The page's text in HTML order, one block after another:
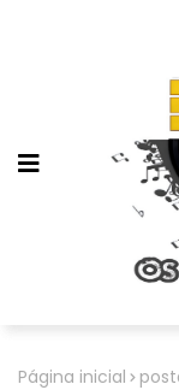
Página inicial